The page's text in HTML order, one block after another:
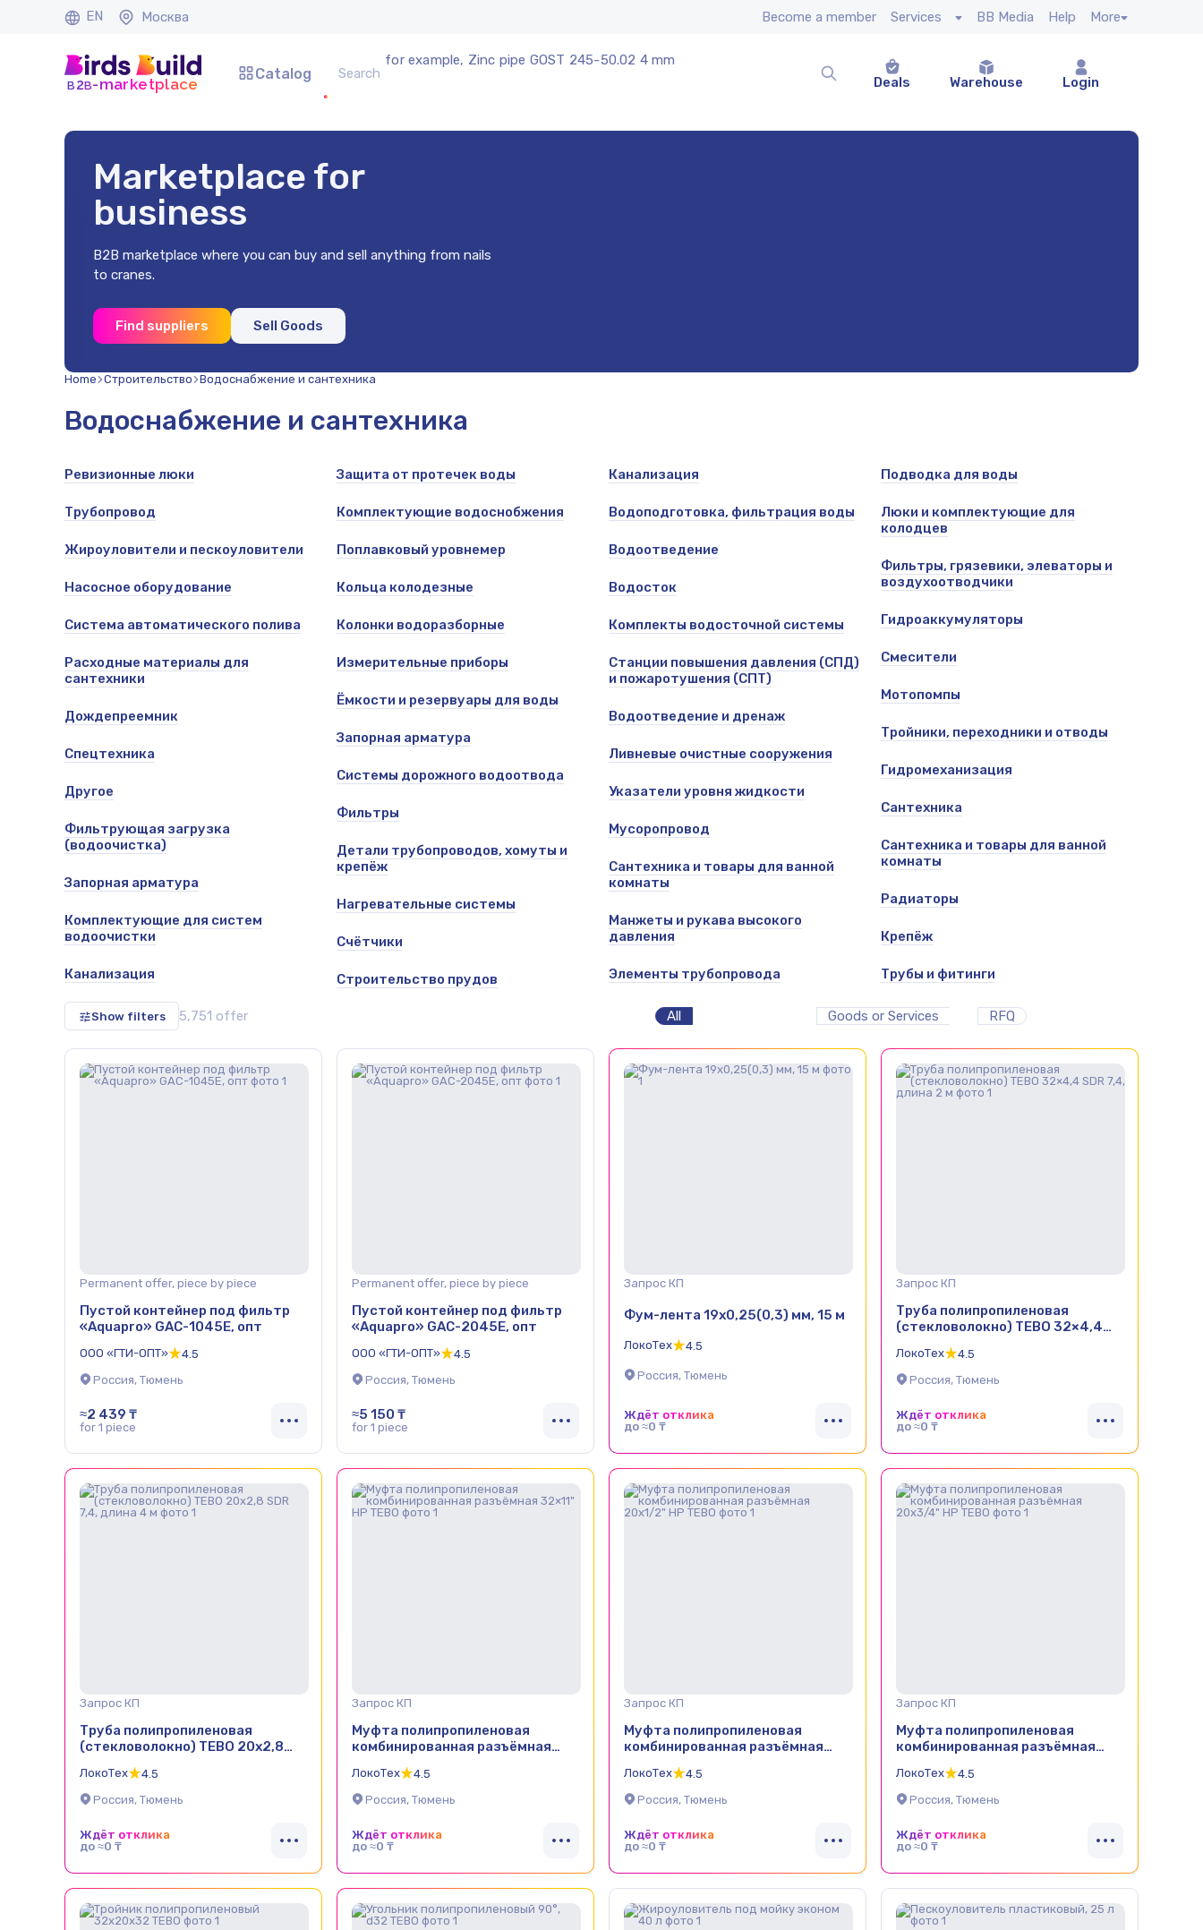
EN Москва Become a member Services BB Media Help More
b2b-marketplace
Catalog
for example, Zinc pipe GOST 245-50.02 4 mm
Deals
Warehouse Login
Marketplace for
business
B2B marketplace where you can buy and sell anything from nails
to cranes.
Find suppliers Sell Goods
Home Строительство Водоснабжение и сантехника
Водоснабжение и сантехника
Ревизионные люки
Трубопровод
Жироуловители и пескоуловители
Насосное оборудование
Система автоматического полива
Расходные материалы для
сантехники
Дождепреемник
Спецтехника
Другое
Фильтрующая загрузка
(водоочистка)
Запорная арматура
Комплектующие для систем
водоочистки
Канализация
Защита от протечек воды
Комплектующие водоснобжения
Поплавковый уровнемер
Кольца колодезные
Колонки водоразборные
Измерительные приборы
Ёмкости и резервуары для воды
Запорная арматура
Системы дорожного водоотвода
Фильтры
Детали трубопроводов, хомуты и
крепёж
Нагревательные системы
Счётчики
Строительство прудов
Канализация
Водоподготовка, фильтрация воды
Водоотведение
Водосток
Комплекты водосточной системы
Станции повышения давления (СПД)
и пожаротушения (СПТ)
Водоотведение и дренаж
Ливневые очистные сооружения
Указатели уровня жидкости
Мусоропровод
Сантехника и товары для ванной
комнаты
Манжеты и рукава высокого
давления
Элементы трубопровода
Подводка для воды
Люки и комплектующие для
колодцев
Фильтры, грязевики, элеваторы и
воздухоотводчики
Гидроаккумуляторы
Смесители
Мотопомпы
Тройники, переходники и отводы
Гидромеханизация
Сантехника
Сантехника и товары для ванной
комнаты
Радиаторы
Крепёж
Трубы и фитинги
Show filters 5,751 offer All Goods or Services RFQ
Permanent offer, piece by piece
Пустой контейнер под фильтр
«Aquapro» GAC-1045E, опт
ООО «ГТИ-ОПТ»
4.5
Россия, Тюмень
≈2 439 ₸
for 1 piece
Permanent offer, piece by piece
Пустой контейнер под фильтр
«Aquapro» GAC-2045E, опт
ООО «ГТИ-ОПТ»
4.5
Россия, Тюмень
≈5 150 ₸
for 1 piece
Запрос КП
Фум-лента 19х0,25(0,3) мм, 15 м
ЛокоТех 4.5
Россия, Тюмень
Ждёт отклика
до ≈0 ₸
Запрос КП
Труба полипропиленовая
(стекловолокно) TEBO 32×4,4
ЛокоТех
4.5
Россия, Тюмень
Ждёт отклика
до ≈0 ₸
Запрос КП
Труба полипропиленовая
(стекловолокно) TEBO 20х2,8
ЛокоТех
4.5
Россия, Тюмень
Ждёт отклика
до ≈0 ₸
Запрос КП
Муфта полипропиленовая
комбинированная разъёмная
ЛокоТех
4.5
Россия, Тюмень
Ждёт отклика
до ≈0 ₸
Запрос КП
Муфта полипропиленовая
комбинированная разъёмная
ЛокоТех
4.5
Россия, Тюмень
Ждёт отклика
до ≈0 ₸
Запрос КП
Муфта полипропиленовая
комбинированная разъёмная
ЛокоТех
4.5
Россия, Тюмень
Ждёт отклика
до ≈0 ₸